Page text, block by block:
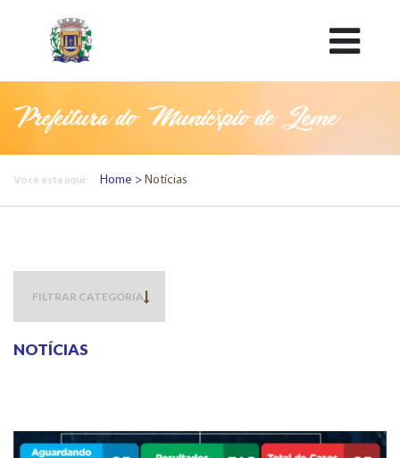
Prefeitura do Município de Leme
Você esta aqui: Home Notícias
NOTÍCIAS